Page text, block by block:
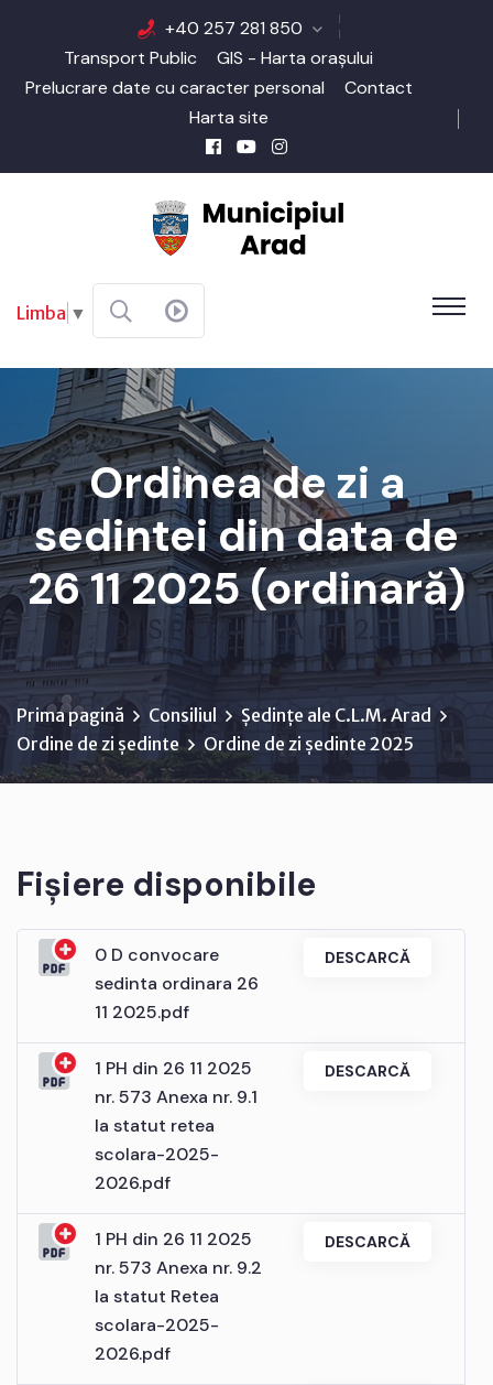
+40 257 281 850
Transport Public
GIS - Harta orașului
Prelucrare date cu caracter personal
Contact
Harta site
Limba ▼
Ordinea de zi a
sedintei din data de
26 11 2025 (ordinară)
D I S P O Z I Ţ I A nr. 2...
Prima pagină Consiliul
Ședințe ale C.L.M. Arad
Ordine de zi ședinte
Ordine de zi ședinte 2025
Fișiere disponibile
0 D convocare
sedinta ordinara 26
11 2025.pdf
DESCARCĂ
1 PH din 26 11 2025
nr. 573 Anexa nr. 9.1
la statut retea
scolara-2025-
2026.pdf
DESCARCĂ
1 PH din 26 11 2025
nr. 573 Anexa nr. 9.2
la statut Retea
scolara-2025-
2026.pdf
DESCARCĂ